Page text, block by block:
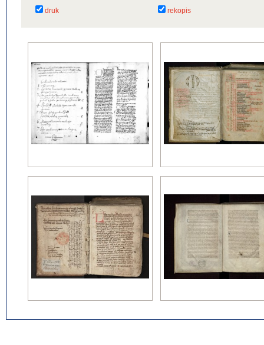
druk rekopis